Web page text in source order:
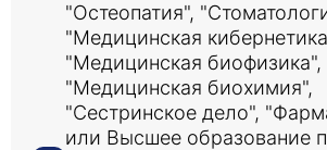
"Остеопатия",
"Медицинская
"Медицинская биофизика",
"Медицинская биохимия",
"Сестринское дело",
или Высшее образование